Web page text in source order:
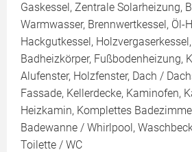
Gaskessel, Zentrale Solarheizung,
Warmwasser, Brennwertkessel, Öl-
Hackgutkessel,
Badheizkörper, Fußbodenheizung,
Alufenster, Holzfenster, Dach /
Fassade, Kellerdecke, Kaminofen,
Heizkamin, Komplettes
Badewanne / Whirlpool,
Toilette / WC